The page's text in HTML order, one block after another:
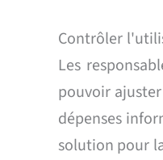
Contrôler
Les
pouvoir
dépenses
solution pour